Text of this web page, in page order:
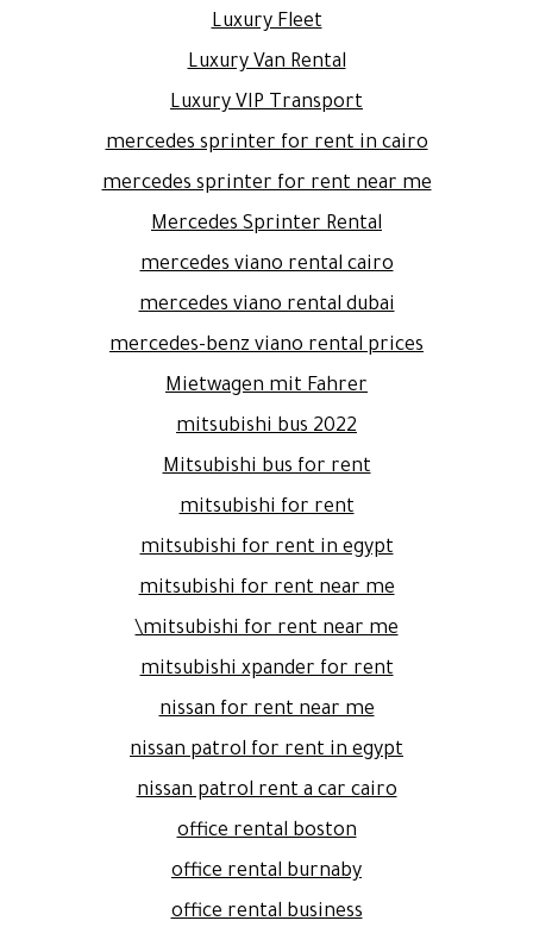
Luxury Fleet
Luxury Van Rental
Luxury VIP Transport
mercedes sprinter for rent in cairo
mercedes sprinter for rent near me
Mercedes Sprinter Rental
mercedes viano rental cairo
mercedes viano rental dubai
mercedes-benz viano rental prices
Mietwagen mit Fahrer
mitsubishi bus 2022
Mitsubishi bus for rent
mitsubishi for rent
mitsubishi for rent in egypt
mitsubishi for rent near me
mitsubishi for rent near me\
mitsubishi xpander for rent
nissan for rent near me
nissan patrol for rent in egypt
nissan patrol rent a car cairo
office rental boston
office rental burnaby
office rental business